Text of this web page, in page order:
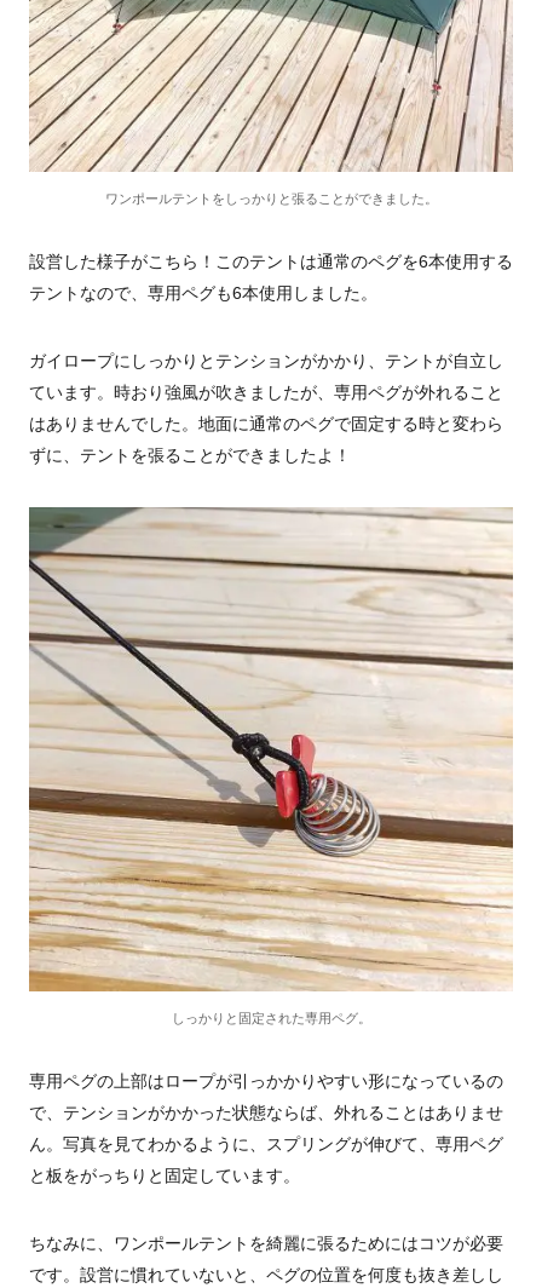
ワンポールテントをしっかりと張ることができました。
設営した様子がこちら！このテントは通常のペグを6本使用する
テントなので、専用ペグも6本使用しました。
ガイロープにしっかりとテンションがかかり、テントが自立し
ています。時おり強風が吹きましたが、専用ペグが外れること
はありませんでした。地面に通常のペグで固定する時と変わら
ずに、テントを張ることができましたよ！
しっかりと固定された専用ペグ。
専用ペグの上部はロープが引っかかりやすい形になっているの
で、テンションがかかった状態ならば、外れることはありませ
ん。写真を見てわかるように、スプリングが伸びて、専用ペグ
と板をがっちりと固定しています。
ちなみに、ワンポールテントを綺麗に張るためにはコツが必要
です。設営に慣れていないと、ペグの位置を何度も抜き差しし